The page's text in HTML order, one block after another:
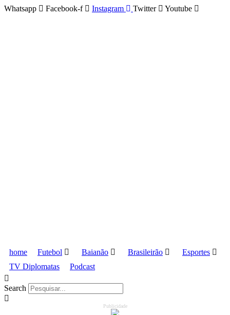
Whatsapp Facebook-f Instagram Twitter Youtube
home Futebol Baianão Brasileirão
Esportes
TV Diplomatas
Podcast
Search
Publicidade